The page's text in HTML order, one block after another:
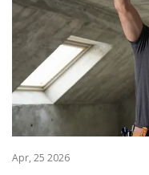
Apr, 25 2026